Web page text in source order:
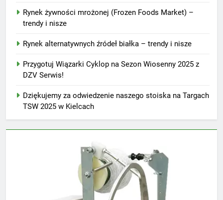
Rynek żywności mrożonej (Frozen Foods Market) –
trendy i nisze
Rynek alternatywnych źródeł białka – trendy i nisze
Przygotuj Wiązarki Cyklop na Sezon Wiosenny 2025 z
DZV Serwis!
Dziękujemy za odwiedzenie naszego stoiska na Targach
TSW 2025 w Kielcach